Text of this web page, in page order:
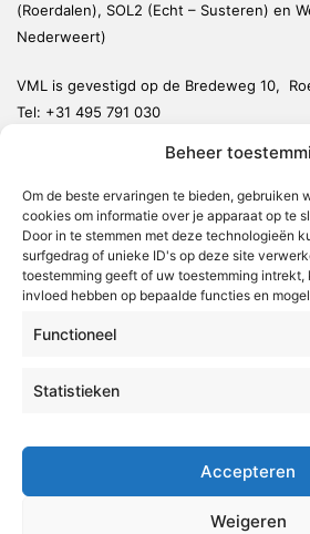
Beheer
Om de beste ervaringen te bieden, gebruiken
cookies om informatie over je apparaat op te
Door in te stemmen met deze technologieën
surfgedrag of unieke ID's op deze site
toestemming geeft of uw toestemming intrekt,
invloed hebben op bepaalde functies en
Functioneel
Statistieken
Accepteren
Weigeren
(Roerdalen), SOL2 (Echt – Susteren) en
Nederweert)
VML is gevestigd op de Bredeweg 10,
Tel: +31 495 791 030
Weert
Nederweert
Leudal
Maasgouw
Echt-Susteren
Roermond
Radio & TV